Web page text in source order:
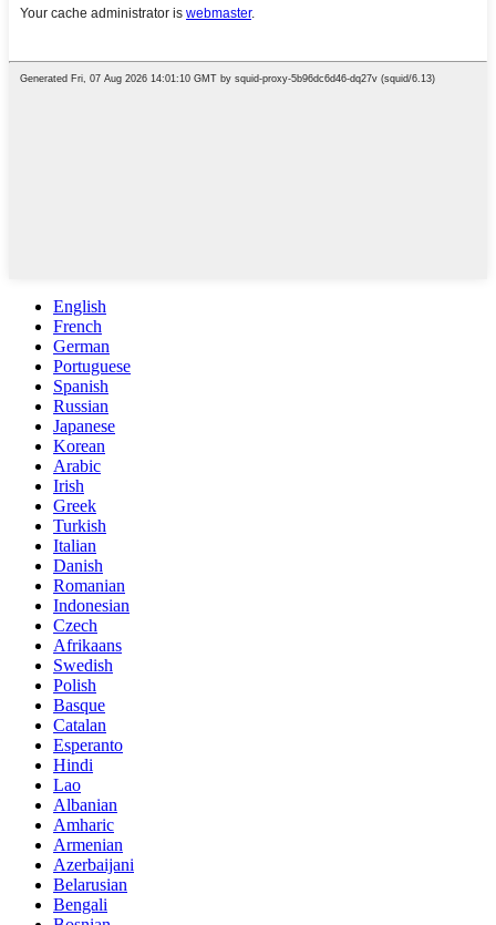
English
French
German
Portuguese
Spanish
Russian
Japanese
Korean
Arabic
Irish
Greek
Turkish
Italian
Danish
Romanian
Indonesian
Czech
Afrikaans
Swedish
Polish
Basque
Catalan
Esperanto
Hindi
Lao
Albanian
Amharic
Armenian
Azerbaijani
Belarusian
Bengali